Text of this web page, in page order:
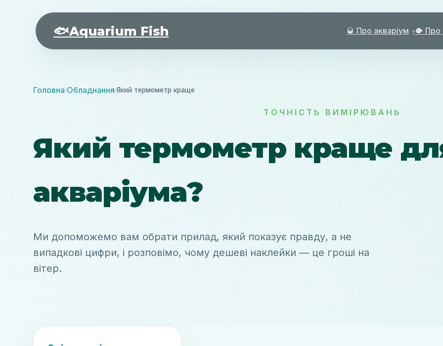
🐟Aquarium Fish 🥃 Про акваріум 🐡 Про
Головна/Обладнання/Який термометр краще
ТОЧНІСТЬ ВИМІРЮВАНЬ
Який термометр краще
акваріума?
Ми допоможемо вам обрати прилад, який показує правду, а не
випадкові цифри, і розповімо, чому дешеві наклейки — це гроші на
вітер.